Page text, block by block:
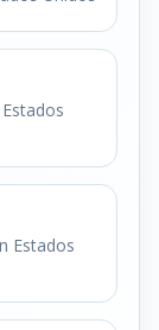
Estados